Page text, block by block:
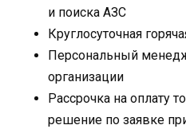
и поиска АЗС
Круглосуточная
Персональный
организации
Рассрочка на оплату
решение по заявке